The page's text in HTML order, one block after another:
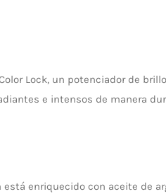
Lock, un potenciador de
e intensos de manera
enriquecido con aceite de